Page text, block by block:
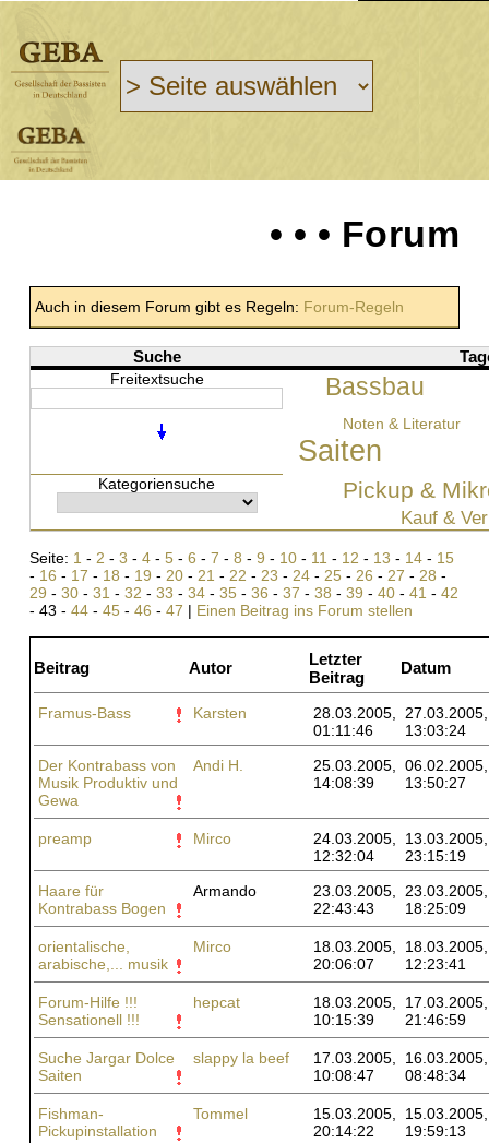
• • • Forum
Auch in diesem Forum gibt es Regeln: Forum-Regeln
Suche
Freitextsuche
Saiten
Bassbau
Pickup &
Kauf &
Noten & Literatur
Kategoriensuche
Seite: 1 - 2 - 3 - 4 - 5 - 6 - 7 - 8 - 9 - 10 - 11 - 12 - 13 - 14 - 15
- 16 - 17 - 18 - 19 - 20 - 21 - 22 - 23 - 24 - 25 - 26 - 27 - 28 -
29 - 30 - 31 - 32 - 33 - 34 - 35 - 36 - 37 - 38 - 39 - 40 - 41 - 42
- 43 - 44 - 45 - 46 - 47 | Einen Beitrag ins Forum stellen
Beitrag Autor
Letzter
Beitrag
Datum
Framus-Bass Karsten
28.03.2005,
01:11:46
27.03.2005,
13:03:24
Der Kontrabass von
Musik Produktiv und
Gewa
Andi H.
25.03.2005,
14:08:39
06.02.2005,
13:50:27
preamp Mirco
24.03.2005,
12:32:04
13.03.2005,
23:15:19
Haare für
Kontrabass Bogen
Armando
23.03.2005,
22:43:43
23.03.2005,
18:25:09
orientalische,
arabische,... musik
Mirco
18.03.2005,
20:06:07
18.03.2005,
12:23:41
Forum-Hilfe !!!
Sensationell !!!
hepcat
18.03.2005,
10:15:39
17.03.2005,
21:46:59
Suche Jargar Dolce
Saiten
slappy la beef
17.03.2005,
10:08:47
16.03.2005,
08:48:34
Fishman-
Pickupinstallation
Tommel
15.03.2005,
20:14:22
15.03.2005,
19:59:13